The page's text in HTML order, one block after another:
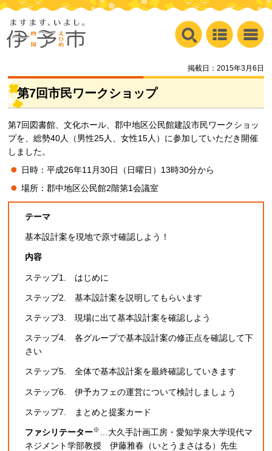
掲載日：2015年3月6日
第7回市民ワークショップ
第7回図書館、文化ホール、郡中地区公民館建設市民ワークショッ
プを、総勢40人（男性25人、女性15人）に参加していただき開催
しました。
日時：平成26年11月30日（日曜日）13時30分から
場所：郡中地区公民館2階第1会議室
テーマ
基本設計案を現地で原寸確認しよう！
内容
ステップ1. は じめに
ステップ2. 基本設計案を説明してもらいます
ステップ3. 現場に出て基本設計案を確認しよう
ステップ4. 各グループで基本設計案の修正点を確認して下
さい
ステップ5. 全体で基本設計案を最終確認していきます
ステップ6. 伊予カフェの運営について検討しましょう
ステップ7. まとめと提案カード
ファシリテーター※
…大久手計画工房・愛知学泉大学現代マ
ネジメント学部教授
伊藤雅春（いとうまさはる）先生